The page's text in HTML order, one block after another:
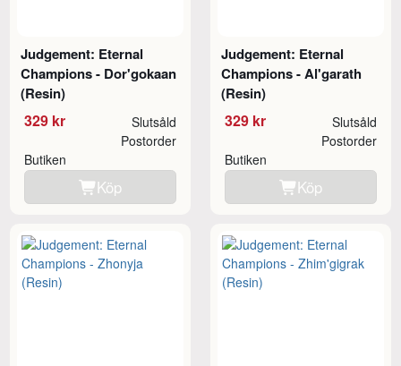
Judgement: Eternal
Champions - Dor'gokaan
(Resin)
329 kr Slutsåld
Butiken
Postorder
Köp
Judgement: Eternal
Champions - Al'garath
(Resin)
329 kr Slutsåld
Butiken
Postorder
Köp